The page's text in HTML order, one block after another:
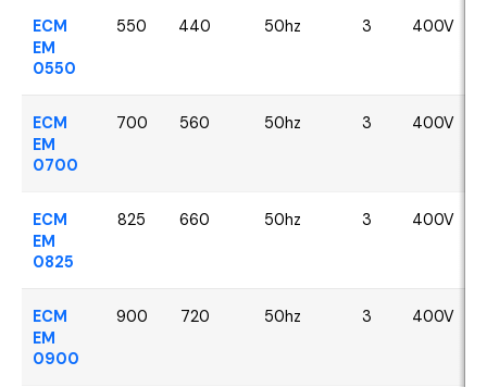
ECM
EM
0550
550 440 50hz 3 400V
ECM
EM
0700
700 560 50hz 3 400V
ECM
EM
0825
825 660 50hz 3 400V
ECM
EM
0900
900 720 50hz 3 400V